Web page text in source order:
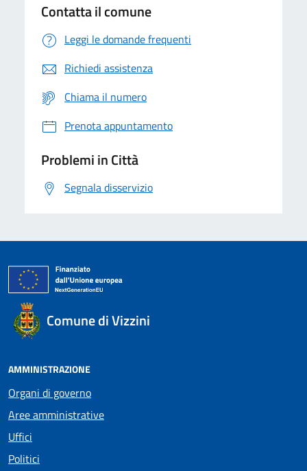
Contatta il comune
Leggi le domande frequenti
Richiedi assistenza
Chiama il numero
Prenota appuntamento
Problemi in Città
Segnala disservizio
Comune di Vizzini
AMMINISTRAZIONE
Organi di governo
Aree amministrative
Uffici
Politici